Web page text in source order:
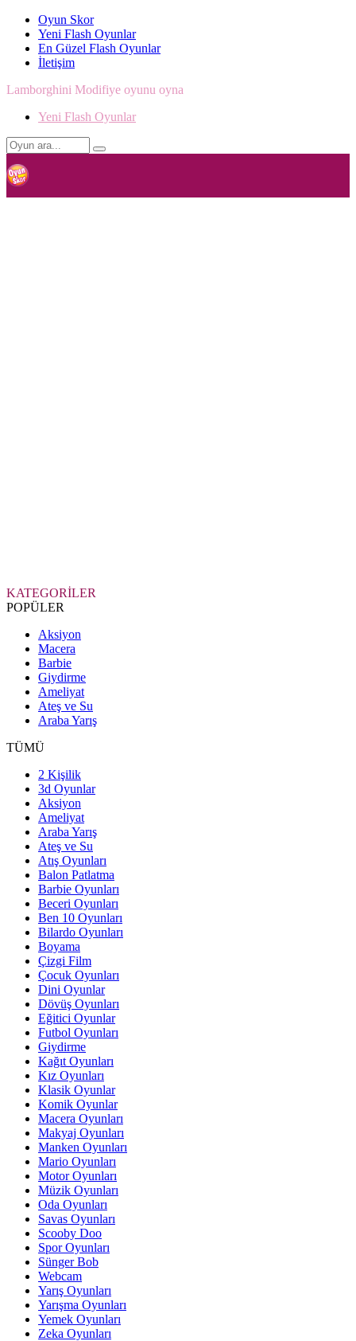
Oyun Skor
Yeni Flash Oyunlar
En Güzel Flash Oyunlar
İletişim
Lamborghini Modifiye oyunu oyna
Yeni Flash Oyunlar
KATEGORİLER
POPÜLER
Aksiyon
Macera
Barbie
Giydirme
Ameliyat
Ateş ve Su
Araba Yarış
TÜMÜ
2 Kişilik
3d Oyunlar
Aksiyon
Ameliyat
Araba Yarış
Ateş ve Su
Atış Oyunları
Balon Patlatma
Barbie Oyunları
Beceri Oyunları
Ben 10 Oyunları
Bilardo Oyunları
Boyama
Çizgi Film
Çocuk Oyunları
Dini Oyunlar
Dövüş Oyunları
Eğitici Oyunlar
Futbol Oyunları
Giydirme
Kağıt Oyunları
Kız Oyunları
Klasik Oyunlar
Komik Oyunlar
Macera Oyunları
Makyaj Oyunları
Manken Oyunları
Mario Oyunları
Motor Oyunları
Müzik Oyunları
Oda Oyunları
Savas Oyunları
Scooby Doo
Spor Oyunları
Sünger Bob
Webcam
Yarış Oyunları
Yarışma Oyunları
Yemek Oyunları
Zeka Oyunları